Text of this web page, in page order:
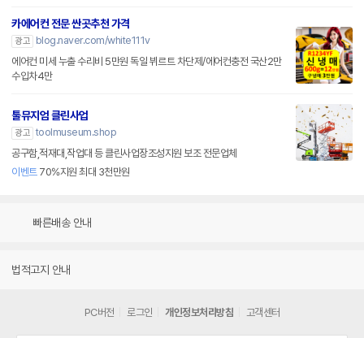
카에어컨 전문 싼곳추천 가격
광고
blog.naver.com/white111v
에어컨 미세 누출 수리비 5만원 독일 뷔르트 차단제/에어컨충전 국산2만
수입차4만
툴뮤지엄 클린사업
광고 toolmuseum.shop
공구함,적재대,작업대 등 클린사업장조성지원 보조 전문업체
이벤트70%지원 최대 3천만원
빠른배송 안내
법적고지 안내
PC버전 로그인 개인정보처리방침 고객센터